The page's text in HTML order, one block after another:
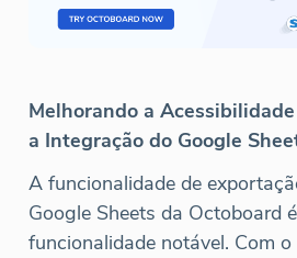
Melhorando a
a Integração do Google
A funcionalidade de
Google Sheets da Octoboard
funcionalidade notável. Com o